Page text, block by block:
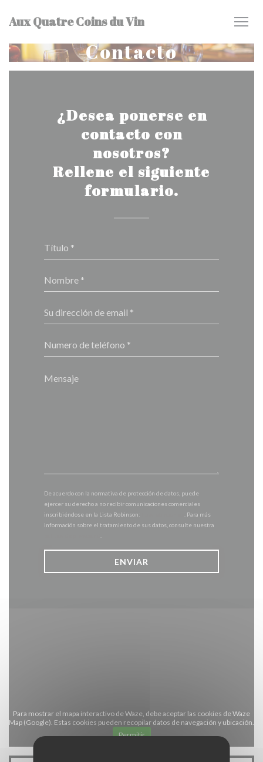
Aux Quatre Coins du Vin
Contacto
¿Desea ponerse en
contacto con
nosotros?
Rellene el siguiente
formulario.
De acuerdo con la normativa de protección de datos, puede
ejercer su derecho a no recibir comunicaciones comerciales
inscribiéndose en la Lista Robinson:
. Para más
información sobre el tratamiento de sus datos, consulte nuestra
Para mostrar el mapa interactivo de Waze, debe aceptar las cookies de Waze
Map (Google). Estas cookies pueden recopilar datos de navegación y ubicación.
Permitir